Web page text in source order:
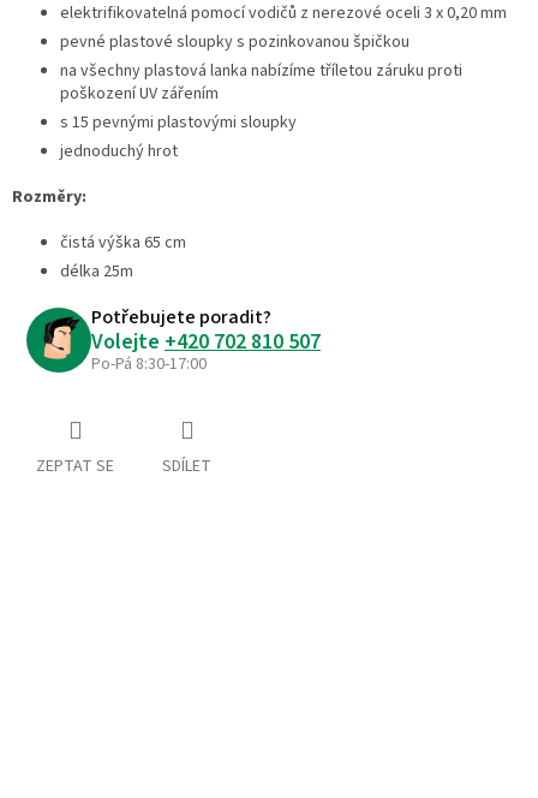
elektrifikovatelná pomocí vodičů z nerezové oceli 3 x 0,20 mm
pevné plastové sloupky s pozinkovanou špičkou
na všechny plastová lanka nabízíme tříletou záruku proti
poškození UV zářením
s 15 pevnými plastovými sloupky
jednoduchý hrot
Rozměry:
čistá výška 65 cm
délka 25m
Potřebujete poradit?
Volejte +420 702 810 507
Po-Pá 8:30-17:00
ZEPTAT SE SDÍLET